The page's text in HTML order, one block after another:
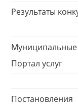
Результаты
Муниципальные
Портал услуг
Постановления